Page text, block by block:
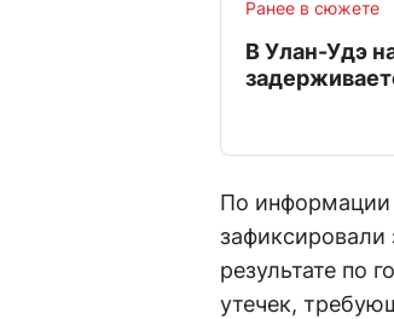
Ранее в сюжете
В Улан-Удэ
По информации
результате по
утечек,